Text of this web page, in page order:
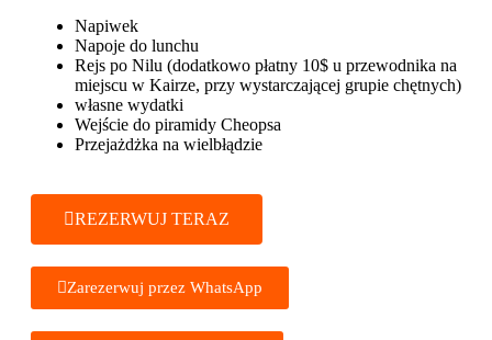
Napiwek
Napoje do lunchu
Rejs po Nilu (dodatkowo płatny 10$ u przewodnika na
miejscu w Kairze, przy wystarczającej grupie chętnych)
własne wydatki
Wejście do piramidy Cheopsa
Przejażdżka na wielbłądzie
REZERWUJ TERAZ
Zarezerwuj przez WhatsApp